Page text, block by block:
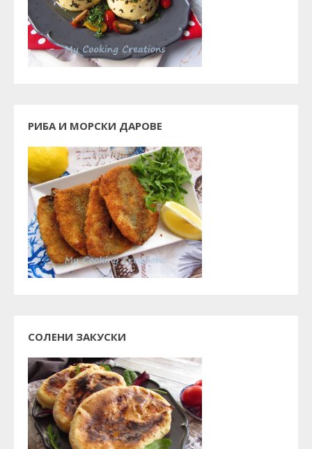
РИБА И МОРСКИ ДАРОВЕ
СОЛЕНИ ЗАКУСКИ